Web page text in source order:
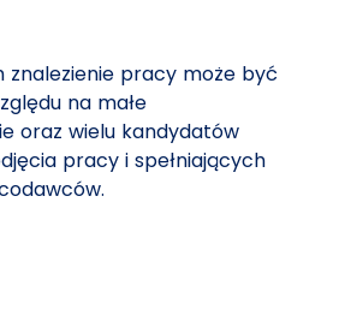
znalezienie pracy może być
na małe
oraz wielu kandydatów
pracy i spełniających